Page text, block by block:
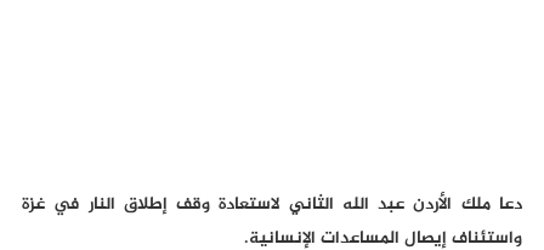
دعا ملك الأردن عبد الله الثاني لاستعادة وقف إطلاق النار في غزة
واستئناف إيصال المساعدات الإنسانية.